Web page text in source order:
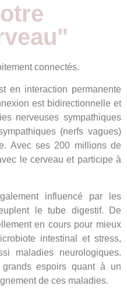
connectés.
en interaction permanente
est bidirectionnelle et
nerveuses sympathiques
(nerfs vagues)
Avec ses 200 millions de
le cerveau et participe à
influencé par les
le tube digestif. De
en cours pour mieux
intestinal et stress,
maladies neurologiques.
espoirs quant à un
de ces maladies.